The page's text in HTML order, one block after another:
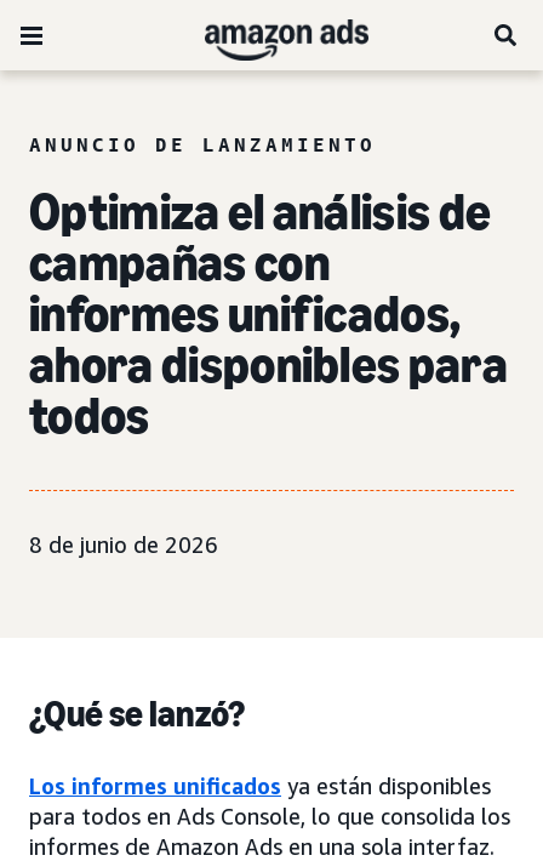
ANUNCIO DE LANZAMIENTO
Optimiza el análisis de
campañas con
informes unificados,
ahora disponibles para
todos
8 de junio de 2026
¿Qué se lanzó?
Los informes unificados ya están disponibles
para todos en Ads Console, lo que consolida los
informes de Amazon Ads en una sola interfaz.